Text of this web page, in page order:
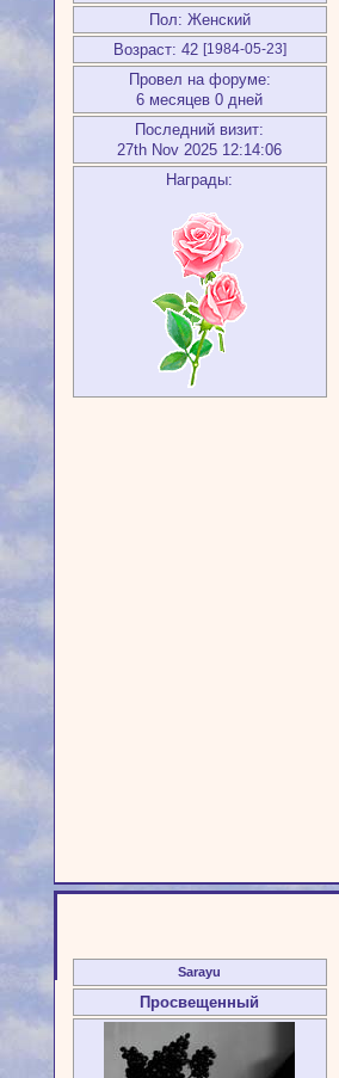
Пол: Женский
Возраст: 42 [1984-05-23]
Провел на форуме:
6 месяцев 0 дней
Последний визит:
27th Nov 2025 12:14:06
Награды:
Sarayu
Просвещенный